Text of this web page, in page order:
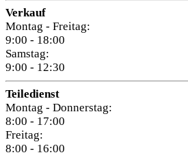
Verkauf
Montag - Freitag:
9:00 - 18:00
Samstag:
9:00 - 12:30
Teiledienst
Montag - Donnerstag:
8:00 - 17:00
Freitag:
8:00 - 16:00